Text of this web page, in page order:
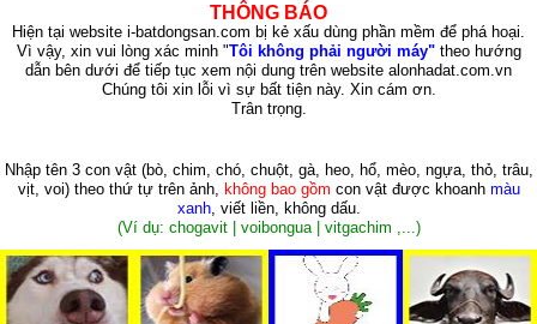
THÔNG BÁO
Hiện tại website i-batdongsan.com bị kẻ xấu dùng phần mềm để phá hoại.
Vì vậy, xin vui lòng xác minh "Tôi không phải người máy"theo hướng
dẫn bên dưới để tiếp tục xem nội dung trên website alonhadat.com.vn
Chúng tôi xin lỗi vì sự bất tiện này. Xin cám ơn.
Trân trọng.
Nhập tên 3 con vật (bò, chim, chó, chuột, gà, heo, hổ, mèo, ngựa, thỏ, trâu,
vịt, voi)theo thứ tự trên ảnh, không bao gồm con vật được khoanh màu
xanh, viết liền, không dấu.
(Ví dụ: chogavit | voibongua | vitgachim ,...)